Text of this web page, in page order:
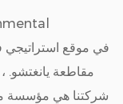
شركتنا هي مؤسسة